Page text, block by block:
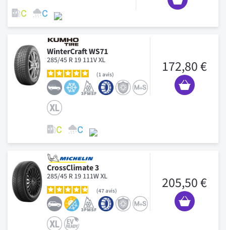
WinterCraft WS71
285/45 R 19 111V XL
1 avis 172,80 €
CrossClimate 3
285/45 R 19 111W XL
47 avis 205,50 €